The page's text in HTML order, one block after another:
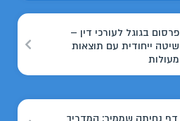
פרסום בגוגל לעורכי דין –
שיטה ייחודית עם תוצאות
מעולות